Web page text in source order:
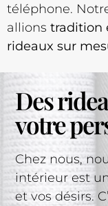
téléphone.
allions tradition
rideaux sur
Des
votre
Chez nous,
intérieur est
et vos désirs.